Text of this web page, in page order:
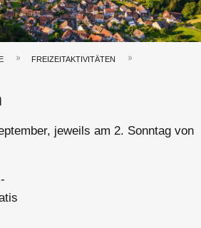
FREIZEITAKTIVITÄTEN
jeweils am 2. Sonntag von